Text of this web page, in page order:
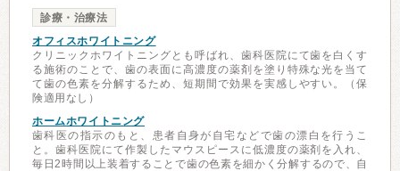
診療・治療法
オフィスホワイトニング
クリニックホワイトニングとも呼ばれ、歯科医院にて歯を白くす
る施術のことで、歯の表面に高濃度の薬剤を塗り特殊な光を当て
て歯の色素を分解するため、短期間で効果を実感しやすい。（保
険適用なし）
ホームホワイトニング
歯科医の指示のもと、患者自身が自宅などで歯の漂白を行うこ
と。歯科医院にて作製したマウスピースに低濃度の薬剤を入れ、
毎日2時間以上装着することで歯の色素を細かく分解するので、自